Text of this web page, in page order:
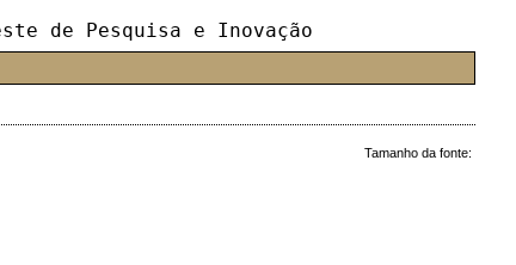
de Pesquisa e Inovação
Tamanho da fonte: